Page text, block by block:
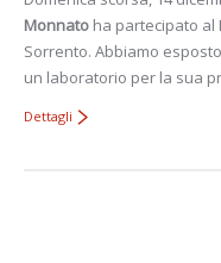
Monnato ha partecipato al
Sorrento. Abbiamo
un laboratorio per la sua
Dettagli